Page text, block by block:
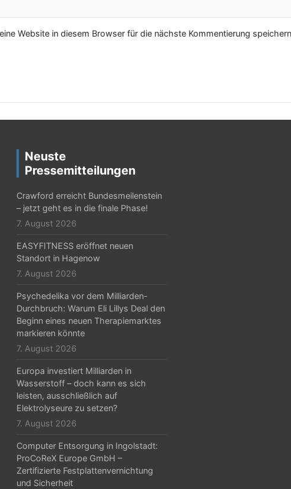
Website in diesem Browser für die nächste Kommentierung
Neuste
Pressemitteilungen
Crawford erreicht Bundesmeilenstein
– jetzt geht es in die finale Phase!
7. August 2026
EASYFITNESS eröffnet neuen
Standort in Hagenow
7. August 2026
Psychedelika vor dem Milliarden-
Durchbruch: Warum Eli Lillys Deal den
Beginn eines neuen Therapiemarktes
markieren könnte
7. August 2026
Europa investiert Milliarden in
Wasserstoff – doch kann es sich
leisten, ausschließlich auf
Elektrolyseure zu setzen?
7. August 2026
Computer Entsorgung in Ingolstadt:
ProCoReX Europe GmbH –
Zertifizierte Festplattenvernichtung
und Sicherheit